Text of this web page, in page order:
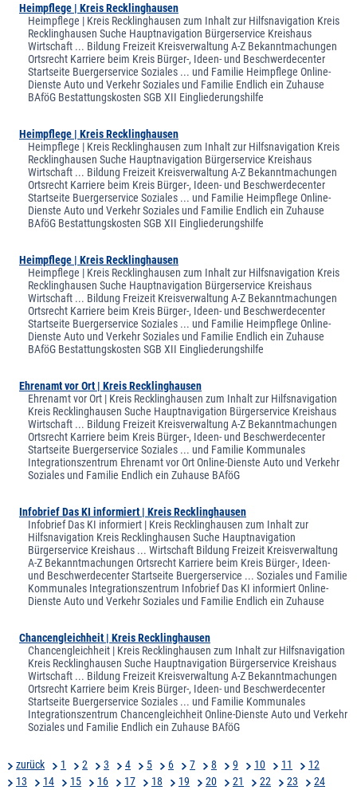
Heimpflege | Kreis Recklinghausen
Heimpflege | Kreis Recklinghausen zum Inhalt zur Hilfsnavigation Kreis
Recklinghausen Suche Hauptnavigation Bürgerservice Kreishaus
Wirtschaft ... Bildung Freizeit Kreisverwaltung A-Z Bekanntmachungen
Ortsrecht Karriere beim Kreis Bürger-, Ideen- und Beschwerdecenter
Startseite Buergerservice Soziales ... und Familie Heimpflege Online-
Dienste Auto und Verkehr Soziales und Familie Endlich ein Zuhause
BAföG Bestattungskosten SGB XII Eingliederungshilfe
Heimpflege | Kreis Recklinghausen
Heimpflege | Kreis Recklinghausen zum Inhalt zur Hilfsnavigation Kreis
Recklinghausen Suche Hauptnavigation Bürgerservice Kreishaus
Wirtschaft ... Bildung Freizeit Kreisverwaltung A-Z Bekanntmachungen
Ortsrecht Karriere beim Kreis Bürger-, Ideen- und Beschwerdecenter
Startseite Buergerservice Soziales ... und Familie Heimpflege Online-
Dienste Auto und Verkehr Soziales und Familie Endlich ein Zuhause
BAföG Bestattungskosten SGB XII Eingliederungshilfe
Heimpflege | Kreis Recklinghausen
Heimpflege | Kreis Recklinghausen zum Inhalt zur Hilfsnavigation Kreis
Recklinghausen Suche Hauptnavigation Bürgerservice Kreishaus
Wirtschaft ... Bildung Freizeit Kreisverwaltung A-Z Bekanntmachungen
Ortsrecht Karriere beim Kreis Bürger-, Ideen- und Beschwerdecenter
Startseite Buergerservice Soziales ... und Familie Heimpflege Online-
Dienste Auto und Verkehr Soziales und Familie Endlich ein Zuhause
BAföG Bestattungskosten SGB XII Eingliederungshilfe
Ehrenamt vor Ort | Kreis Recklinghausen
Ehrenamt vor Ort | Kreis Recklinghausen zum Inhalt zur Hilfsnavigation
Kreis Recklinghausen Suche Hauptnavigation Bürgerservice Kreishaus
Wirtschaft ... Bildung Freizeit Kreisverwaltung A-Z Bekanntmachungen
Ortsrecht Karriere beim Kreis Bürger-, Ideen- und Beschwerdecenter
Startseite Buergerservice Soziales ... und Familie Kommunales
Integrationszentrum Ehrenamt vor Ort Online-Dienste Auto und Verkehr
Soziales und Familie Endlich ein Zuhause BAföG
Infobrief Das KI informiert | Kreis Recklinghausen
Infobrief Das KI informiert | Kreis Recklinghausen zum Inhalt zur
Hilfsnavigation Kreis Recklinghausen Suche Hauptnavigation
Bürgerservice Kreishaus ... Wirtschaft Bildung Freizeit Kreisverwaltung
A-Z Bekanntmachungen Ortsrecht Karriere beim Kreis Bürger-, Ideen-
und Beschwerdecenter Startseite Buergerservice ... Soziales und Familie
Kommunales Integrationszentrum Infobrief Das KI informiert Online-
Dienste Auto und Verkehr Soziales und Familie Endlich ein Zuhause
Chancengleichheit | Kreis Recklinghausen
Chancengleichheit | Kreis Recklinghausen zum Inhalt zur Hilfsnavigation
Kreis Recklinghausen Suche Hauptnavigation Bürgerservice Kreishaus
Wirtschaft ... Bildung Freizeit Kreisverwaltung A-Z Bekanntmachungen
Ortsrecht Karriere beim Kreis Bürger-, Ideen- und Beschwerdecenter
Startseite Buergerservice Soziales ... und Familie Kommunales
Integrationszentrum Chancengleichheit Online-Dienste Auto und Verkehr
Soziales und Familie Endlich ein Zuhause BAföG
zurück 1 2 3 4 5 6 7 8 9 10 11
12
13
14 15 16 17 18 19 20 21 22 23
24